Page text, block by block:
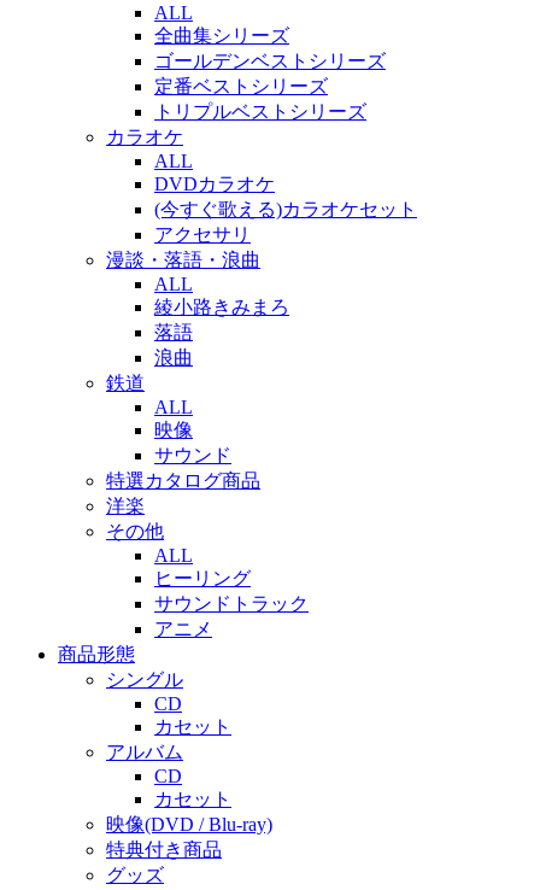
ALL
全曲集シリーズ
ゴールデンベストシリーズ
定番ベストシリーズ
トリプルベストシリーズ
カラオケ
ALL
DVDカラオケ
(今すぐ歌える)カラオケセット
アクセサリ
漫談・落語・浪曲
ALL
綾小路きみまろ
落語
浪曲
鉄道
ALL
映像
サウンド
特選カタログ商品
洋楽
その他
ALL
ヒーリング
サウンドトラック
アニメ
商品形態
シングル
CD
カセット
アルバム
CD
カセット
映像(DVD / Blu-ray)
特典付き商品
グッズ